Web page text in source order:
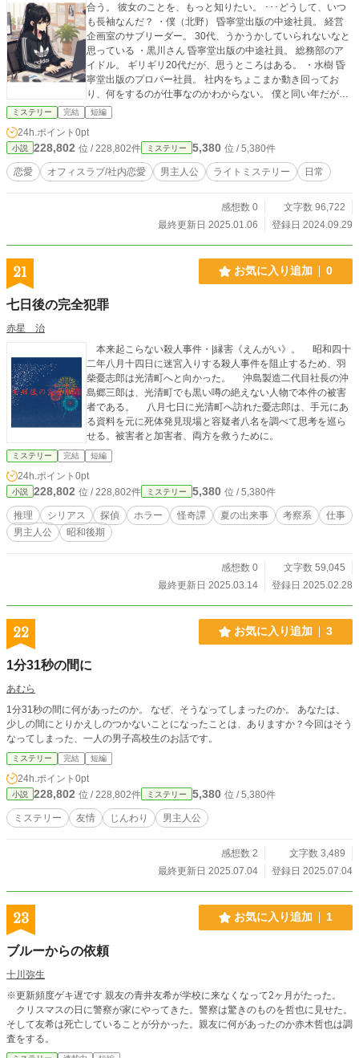
合う。 彼女のことを、もっと知りたい。 ･･･どうして、いつ
も長袖なんだ？ ・僕（北野） 昏寧堂出版の中途社員。 経営
企画室のサブリーダー。 30代、うかうかしていられないなと
思っている ・黒川さん 昏寧堂出版の中途社員。 総務部のア
イドル。 ギリギリ20代だが、思うところはある。 ・水樹 昏
寧堂出版のプロパー社員。 社内をちょこまか動き回ってお
り、何をするのが仕事なのかわからない。 僕と同い年だが、
女性社員の熱い視線を集めている。 ・プロの人 その道のプロ
の人。 どこからともなく現れる有識者。 弊社のセキュリティ
はどうなってるんだ？
ミステリー 完結 短編
24h.ポイント 0pt
小説 228,802 位 / 228,802件 ミステリー 5,380 位 / 5,380件
恋愛 オフィスラブ/社内恋愛 男主人公 ライトミステリー 日常
感想数 0
文字数 96,722
最終更新日 2025.01.06
登録日 2024.09.29
21 お気に入り追加 0
七日後の完全犯罪
赤星 治
本来起こらない殺人事件・|縁害《えんがい》。 昭和四十
二年八月十四日に迷宮入りする殺人事件を阻止するため、羽
柴憂志郎は光清町へと向かった。 沖島製造二代目社長の沖
島郷三郎は、光清町でも黒い噂の絶えない人物で本件の被害
者である。 八月七日に光清町へ訪れた憂志郎は、手元にあ
る資料を元に死体発見現場と容疑者八名を調べて思考を巡ら
せる。被害者と加害者、両方を救うために。
ミステリー 完結 短編
24h.ポイント 0pt
小説 228,802 位 / 228,802件 ミステリー 5,380 位 / 5,380件
推理 シリアス 探偵 ホラー 怪奇譚 夏の出来事 考察系
仕事
男主人公
昭和後期
感想数 0
文字数 59,045
最終更新日 2025.03.14
登録日 2025.02.28
22 お気に入り追加 3
1分31秒の間に
あむら
1分31秒の間に何があったのか。 なぜ、そうなってしまったのか。 あなたは、
少しの間にとりかえしのつかないことになったことは、ありますか？今回はそう
なってしまった、一人の男子高校生のお話です。
ミステリー 完結 短編
24h.ポイント 0pt
小説 228,802 位 / 228,802件 ミステリー 5,380 位 / 5,380件
ミステリー 友情 じんわり 男主人公
感想数 2
文字数 3,489
最終更新日 2025.07.04
登録日 2025.07.04
23 お気に入り追加 1
ブルーからの依頼
十川弥生
※更新頻度ゲキ遅です 親友の青井友希が学校に来なくなって2ヶ月がたった。
クリスマスの日に警察が家にやってきた。警察は驚きのものを哲也に見せた。
そして友希は死亡していることが分かった。親友に何があったのか赤木哲也は調
査をする。